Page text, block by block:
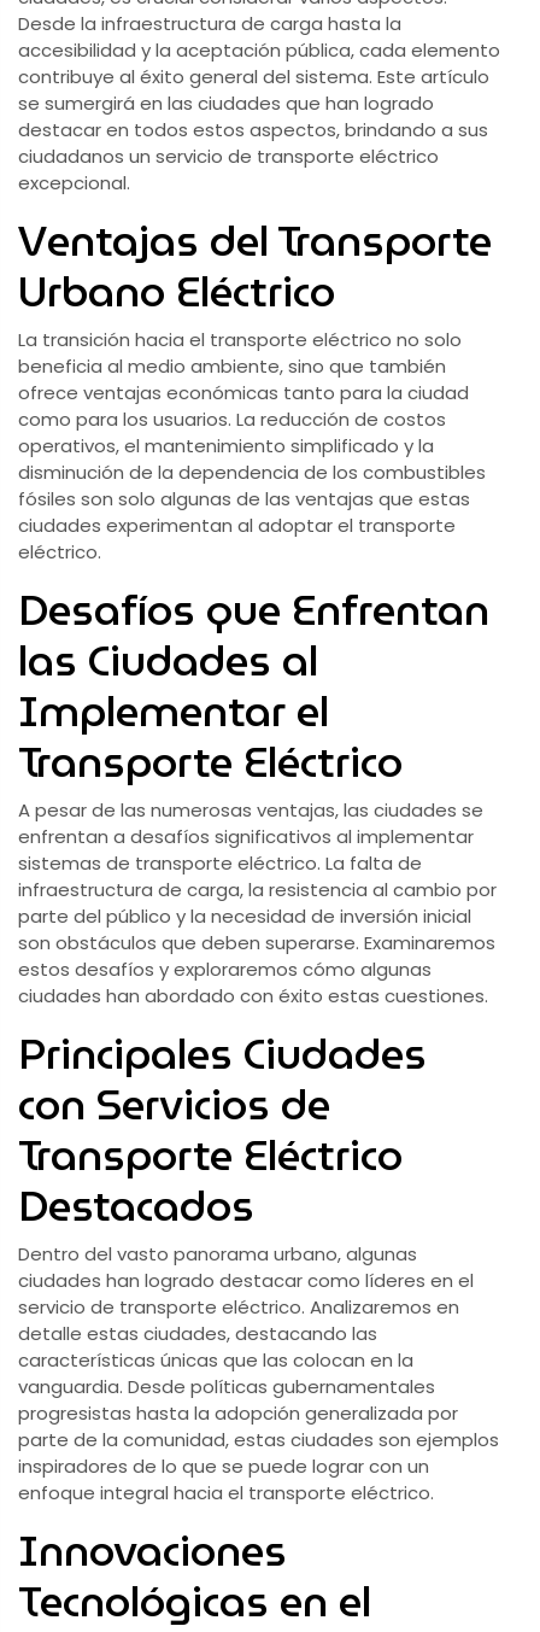
Desde la infraestructura de carga hasta la
accesibilidad y la aceptación pública, cada elemento
contribuye al éxito general del sistema. Este artículo
se sumergirá en las ciudades que han logrado
destacar en todos estos aspectos, brindando a sus
ciudadanos un servicio de transporte eléctrico
excepcional.
Ventajas del Transporte
Urbano Eléctrico
La transición hacia el transporte eléctrico no solo
beneficia al medio ambiente, sino que también
ofrece ventajas económicas tanto para la ciudad
como para los usuarios. La reducción de costos
operativos, el mantenimiento simplificado y la
disminución de la dependencia de los combustibles
fósiles son solo algunas de las ventajas que estas
ciudades experimentan al adoptar el transporte
eléctrico.
Desafíos que Enfrentan
las Ciudades al
Implementar el
Transporte Eléctrico
A pesar de las numerosas ventajas, las ciudades se
enfrentan a desafíos significativos al implementar
sistemas de transporte eléctrico. La falta de
infraestructura de carga, la resistencia al cambio por
parte del público y la necesidad de inversión inicial
son obstáculos que deben superarse. Examinaremos
estos desafíos y exploraremos cómo algunas
ciudades han abordado con éxito estas cuestiones.
Principales Ciudades
con Servicios de
Transporte Eléctrico
Destacados
Dentro del vasto panorama urbano, algunas
ciudades han logrado destacar como líderes en el
servicio de transporte eléctrico. Analizaremos en
detalle estas ciudades, destacando las
características únicas que las colocan en la
vanguardia. Desde políticas gubernamentales
progresistas hasta la adopción generalizada por
parte de la comunidad, estas ciudades son ejemplos
inspiradores de lo que se puede lograr con un
enfoque integral hacia el transporte eléctrico.
Innovaciones
Tecnológicas en el